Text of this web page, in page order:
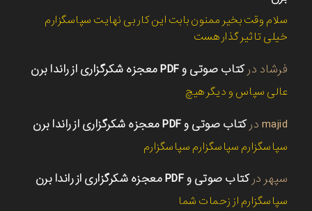
سلام وقت بخیر ممنون بابت این کار بی نهایت سپاسگزارم
خیلی تاثیر گذار هست
فرشاد درکتاب صوتی و PDF معجزه شکرگزاری از راندا برن
عالی سپاس و دیگر هیچ
majid درکتاب صوتی و PDF معجزه شکرگزاری از راندا برن
سپاسگزارم سپاسگزارم سپاسگزارم
سپهر درکتاب صوتی و PDF معجزه شکرگزاری از راندا برن
سپاسگزارم از زحمات شما